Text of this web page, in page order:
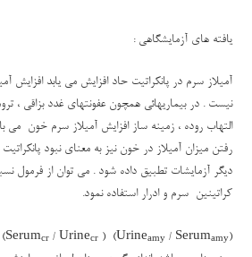
یافته های آزمایشگاهی :
آمیلاز سرم در پانکراتیت حاد افزایش می یابد افزایش
نیست . در بیماریهائی همچون عفونتهای غدد بزاقی ،
التهاب روده ، زمینه ساز افزایش آمیلاز سرم خون می
رفتن میزان آمیلاز در خون نیز به معنای نبود پانکراتیت
دیگر آزمایشات تطبیق داده شود . می توان از فرمول
کراتینین سرم و ادرار استفاده نمود.
(Urine
amy/ Serumamy
) ( Serum
cr/ Urinecr
)